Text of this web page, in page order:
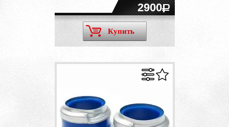
2900
Купить